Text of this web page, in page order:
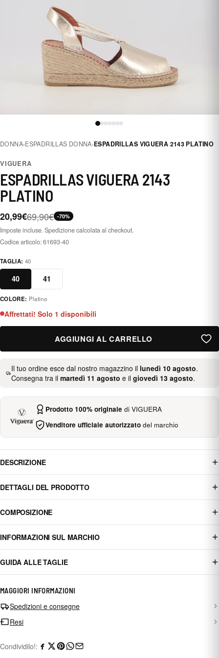
DONNA›ESPADRILLAS DONNA›ESPADRILLAS VIGUERA 2143 PLATINO
VIGUERA
ESPADRILLAS VIGUERA 2143
PLATINO
20,99€69,90€ -70%
Imposte incluse. Spedizione calcolata al checkout.
Codice articolo:61693-40
TAGLIA: 40
40 41
platino
COLORE: Platino
Affrettati! Solo 1 disponibili
AGGIUNGI AL CARRELLO
Il tuo ordine esce dal nostro magazzino il lunedì 10 agosto.
Consegna tra il martedì 11 agosto e il giovedì 13 agosto.
Prodotto 100% originale di VIGUERA
Venditore ufficiale autorizzato del marchio
DESCRIZIONE
DETTAGLI DEL PRODOTTO
COMPOSIZIONE
INFORMAZIONI SUL MARCHIO
GUIDA ALLE TAGLIE
MAGGIORI INFORMAZIONI
Spedizioni e consegne
Resi
Condividilo!: